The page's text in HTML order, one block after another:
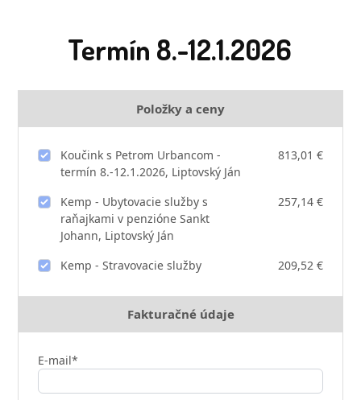
Termín 8.-12.1.2026
Položky a ceny
Koučink s Petrom Urbancom -
termín 8.-12.1.2026, Liptovský Ján
813,01 €
Kemp - Ubytovacie služby s
raňajkami v penzióne Sankt
Johann, Liptovský Ján
257,14 €
Kemp - Stravovacie služby 209,52 €
Fakturačné údaje
E-mail*